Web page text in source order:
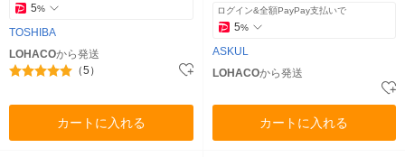
5%
TOSHIBA
LOHACOから発送
（5）
カートに入れる
ログイン&全額PayPay支払いで
5%
ASKUL
LOHACOから発送
カートに入れる